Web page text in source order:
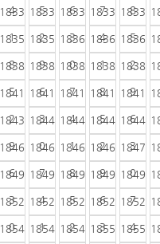
4 5 6 7 8
1833
1
1833
2
1833
3
1833
4
1833
5
1835
8
1835
9
1836
0
1836
1
1836
2
1838
5
1838
6
1838
7
1838
8
1838
9
1841
2
1841
3
1841
4
1841
5
1841
6
1843
9
1844
0
1844
1
1844
2
1844
3
1846
6
1846
7
1846
8
1846
9
1847
0
1849
3
1849
4
1849
5
1849
6
1849
7
1852
0
1852
1
1852
2
1852
3
1852
4
1854 1854 1854 1855 1855